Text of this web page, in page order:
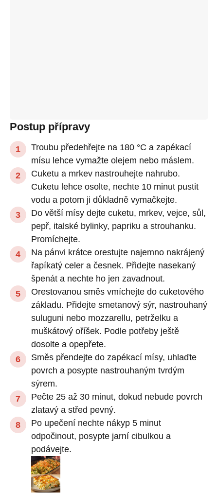
Postup přípravy
Troubu předehřejte na 180 °C a zapékací
mísu lehce vymažte olejem nebo máslem.
Cuketu a mrkev nastrouhejte nahrubo.
Cuketu lehce osolte, nechte 10 minut pustit
vodu a potom ji důkladně vymačkejte.
Do větší mísy dejte cuketu, mrkev, vejce, sůl,
pepř, italské bylinky, papriku a strouhanku.
Promíchejte.
Na pánvi krátce orestujte najemno nakrájený
řapíkatý celer a česnek. Přidejte nasekaný
špenát a nechte ho jen zavadnout.
Orestovanou směs vmíchejte do cuketového
základu. Přidejte smetanový sýr, nastrouhaný
suluguni nebo mozzarellu, petrželku a
muškátový oříšek. Podle potřeby ještě
dosolte a opepřete.
Směs přendejte do zapékací mísy, uhlaďte
povrch a posypte nastrouhaným tvrdým
sýrem.
Pečte 25 až 30 minut, dokud nebude povrch
zlatavý a střed pevný.
Po upečení nechte nákyp 5 minut
odpočinout, posypte jarní cibulkou a
podávejte.